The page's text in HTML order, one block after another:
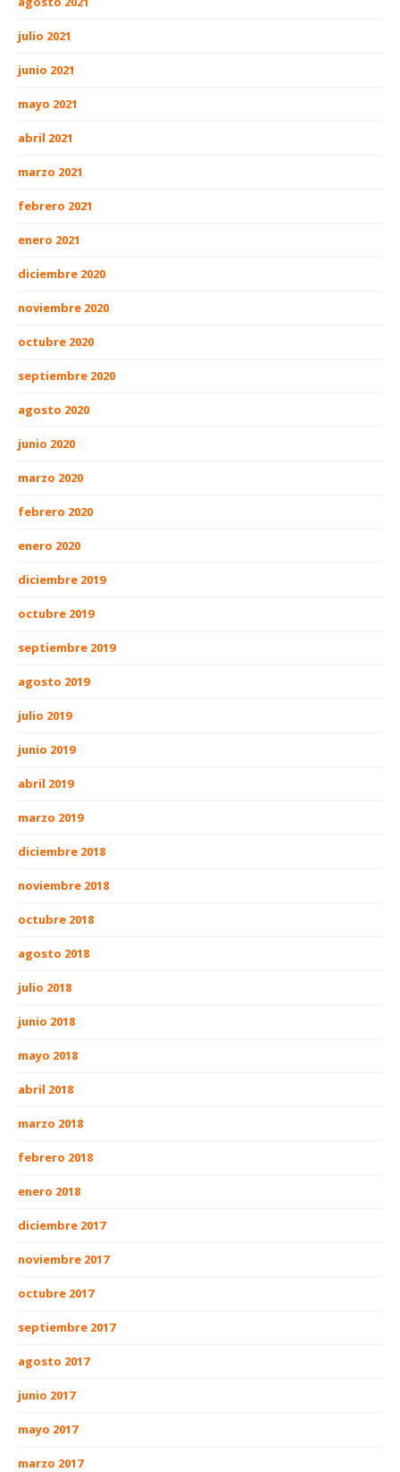
julio 2021
junio 2021
mayo 2021
abril 2021
marzo 2021
febrero 2021
enero 2021
diciembre 2020
noviembre 2020
octubre 2020
septiembre 2020
agosto 2020
junio 2020
marzo 2020
febrero 2020
enero 2020
diciembre 2019
octubre 2019
septiembre 2019
agosto 2019
julio 2019
junio 2019
abril 2019
marzo 2019
diciembre 2018
noviembre 2018
octubre 2018
agosto 2018
julio 2018
junio 2018
mayo 2018
abril 2018
marzo 2018
febrero 2018
enero 2018
diciembre 2017
noviembre 2017
octubre 2017
septiembre 2017
agosto 2017
junio 2017
mayo 2017
marzo 2017